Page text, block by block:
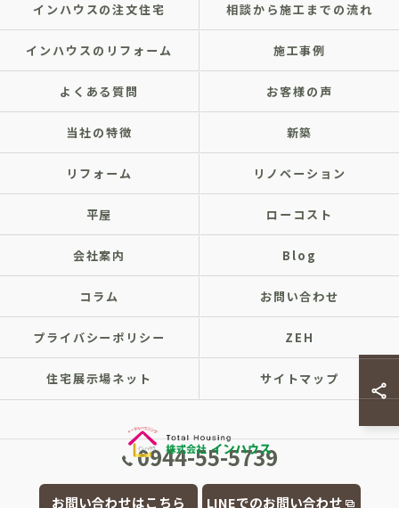
0944-55-5739
お問い合わせはこちら LINEでのお問い合わせ
インハウスの注文住宅 相談から施工までの流れ
インハウスのリフォーム 施工事例
よくある質問 お客様の声
当社の特徴 新築
リフォーム リノベーション
平屋 ローコスト
会社案内 Blog
コラム お問い合わせ
プライバシーポリシー ZEH
住宅展示場ネット サイトマップ
© 2026 福岡県大牟田市の注文住宅なら株式会社インハウス ALL RIGHTS